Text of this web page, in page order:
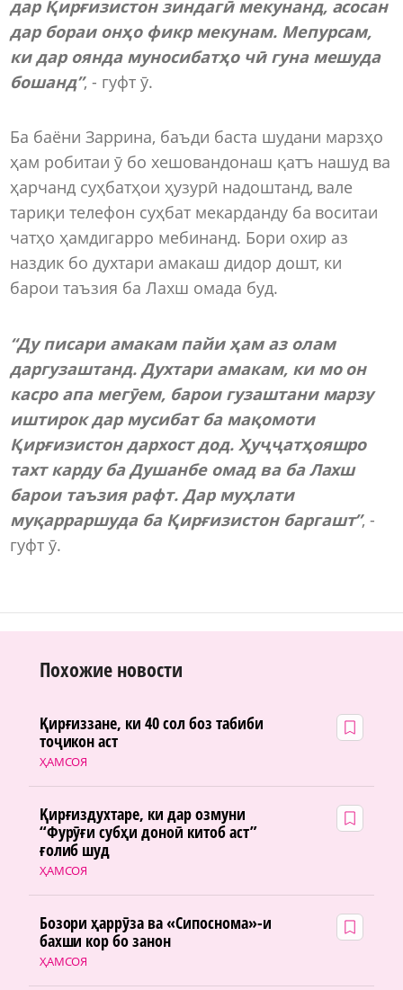
дар Қирғизистон зиндагӣ мекунанд, асосан
дар бораи онҳо фикр мекунам. Мепурсам,
ки дар оянда муносибатҳо чӣ гуна мешуда
бошанд”, - гуфт ӯ.
Ба баёни Заррина, баъди баста шудани марзҳо
ҳам робитаи ӯ бо хешовандонаш қатъ нашуд ва
ҳарчанд суҳбатҳои ҳузурӣ надоштанд, вале
тариқи телефон суҳбат мекарданду ба воситаи
чатҳо ҳамдигарро мебинанд. Бори охир аз
наздик бо духтари амакаш дидор дошт, ки
барои таъзия ба Лахш омада буд.
“Ду писари амакам пайи ҳам аз олам
даргузаштанд. Духтари амакам, ки мо он
касро апа мегӯем, барои гузаштани марзу
иштирок дар мусибат ба мақомоти
Қирғизистон дархост дод. Ҳуҷҷатҳояшро
тахт карду ба Душанбе омад ва ба Лахш
барои таъзия рафт. Дар муҳлати
муқарраршуда ба Қирғизистон баргашт”, -
гуфт ӯ.
Похожие новости
ҲАМСОЯ
Қирғиззане, ки 40 сол боз табиби
тоҷикон аст
ҲАМСОЯ
Қирғиздухтаре, ки дар озмуни
“Фурӯғи субҳи доноӣ китоб аст”
ғолиб шуд
ҲАМСОЯ
Бозори ҳаррӯза ва «Сипоснома»-и
бахши кор бо занон